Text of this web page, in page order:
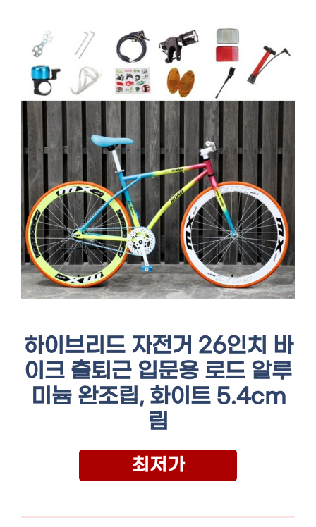
하이브리드 자전거 26인치 바
이크 출퇴근 입문용 로드 알루
미늄 완조립, 화이트 5.4cm
림
최저가